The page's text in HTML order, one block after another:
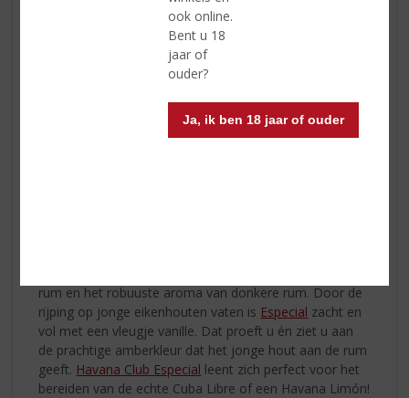
ook online.
Bent u 18
jaar of
ouder?
Ja, ik ben 18 jaar of ouder
toe aan de shaker
3. Voeg vanillesiroop toe
4. Passievruchtensap toevoegen
5. Voeg passievruchtenlikeur toe
rum en het robuuste aroma van donkere rum. Door de
rijping op jonge eikenhouten vaten is Especial zacht en
vol met een vleugje vanille. Dat proeft u én ziet u aan
de prachtige amberkleur dat het jonge hout aan de rum
geeft. Havana Club Especial leent zich perfect voor het
bereiden van de echte Cuba Libre of een Havana Limón!